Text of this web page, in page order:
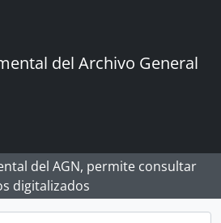
del Archivo General
del AGN, permite consultar
digitalizados